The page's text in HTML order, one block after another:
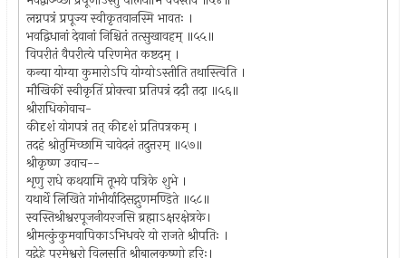
लग्नपत्रं प्रपूज्य स्वीकृतवानस्मि भावतः ।
भवद्विधानां देवानां निश्चितं तत्सुखावहम् ॥५५॥
विपरीतं वैपरीत्ये परिणमेत कष्टदम् ।
कन्या योग्या कुमारोऽपि योग्योऽस्तीति तथास्त्विति ।
मौखिकीं स्वीकृतिं प्रोक्त्वा प्रतिपत्रं ददौ तदा ॥५६॥
श्रीराधिकोवाच-
कीदृशं योगपत्रं तत् कीदृशं प्रतिपत्रकम् ।
तदहं श्रोतुमिच्छामि चावेदनं तदुत्तरम् ॥५७॥
श्रीकृष्ण उवाच--
शृणु राधे कथयामि तूभये पत्रिके शुभे ।
यथार्थे लिखिते गांभीर्यादिसद्गुणमण्डिते ॥५८॥
स्वस्तिश्रीश्वरपूजनीयरजसि ब्रह्माऽक्षरक्षेत्रके।
श्रीमत्कुंकुमवापिकाऽभिधवरे यो राजते श्रीपतिः ।
यद्गेहे परमेश्वरो विलसति श्रीबालकृष्णो हरिः।